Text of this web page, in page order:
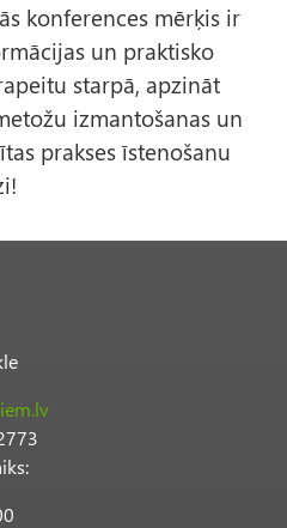
konferences mērķis ir
un praktisko
starpā, apzināt
izmantošanas un
prakses īstenošanu